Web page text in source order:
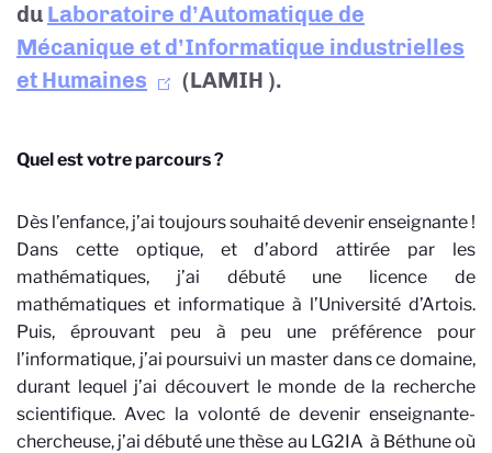
du Laboratoire d’Automatique de
Mécanique et d’Informatique industrielles
et Humaines
(LAMIH ).
Quel est votre parcours ?
Dès l’enfance, j’ai toujours souhaité devenir enseignante !
Dans cette optique, et d’abord attirée par les
mathématiques, j’ai débuté une licence de
mathématiques et informatique à l’Université d’Artois.
Puis, éprouvant peu à peu une préférence pour
l’informatique, j’ai poursuivi un master dans ce domaine,
durant lequel j’ai découvert le monde de la recherche
scientifique. Avec la volonté de devenir enseignante-
chercheuse, j’ai débuté une thèse au LG2IA à Béthune où